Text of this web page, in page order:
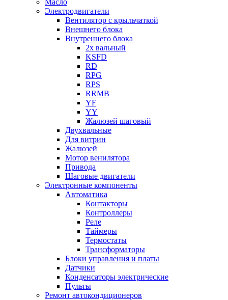
Масло
Электродвигатели
Вентилятор с крыльчаткой
Внешнего блока
Внутреннего блока
2х вальный
KSFD
RD
RPG
RPS
RRMB
YF
YY
Жалюзей шаговый
Двухвальные
Для витрин
Жалюзей
Мотор венилятора
Привода
Шаговые двигатели
Электронные компоненты
Автоматика
Контакторы
Контроллеры
Реле
Таймеры
Термостаты
Трансформаторы
Блоки управления и платы
Датчики
Конденсаторы электрические
Пульты
Ремонт автокондиционеров